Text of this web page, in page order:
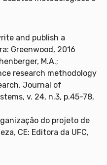
and publish a
Greenwood, 2016
M.A.;
research methodology
Journal of
v. 24, n.3, p.45-78,
do projeto de
CE: Editora da UFC,